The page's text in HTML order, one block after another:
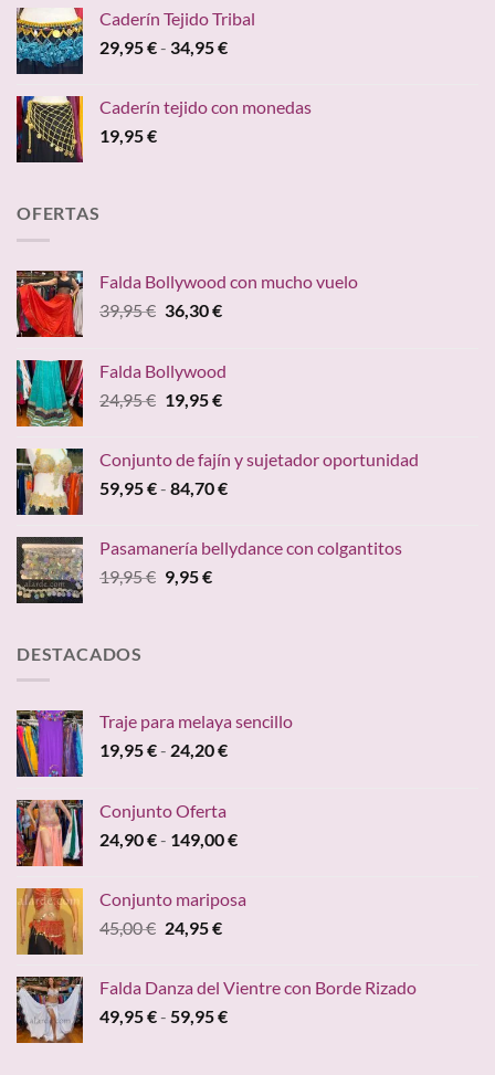
Caderín Tejido Tribal
29,95€- 34,95€Rango
desde
Caderín tejido con monedas
19,95€
OFERTAS
Falda Bollywood con mucho vuelo
39,95€ El
era:
39,95 €.
36,30€El
es:
36,30 €.
Falda Bollywood
24,95€ El
era:
24,95 €.
19,95€El
es:
19,95 €.
Conjunto de fajín y sujetador oportunidad
59,95€- 84,70€Rango
desde
Pasamanería bellydance con colgantitos
19,95€ El
9,95€El
DESTACADOS
Traje para melaya sencillo
19,95€- 24,20€Rango
19,95 €
Conjunto Oferta
24,90€- 149,00€Rango
desde
149,00 €
Conjunto mariposa
45,00€ El
era:
45,00 €.
24,95€El
es:
24,95 €.
Falda Danza del Vientre con Borde Rizado
49,95€- 59,95€Rango